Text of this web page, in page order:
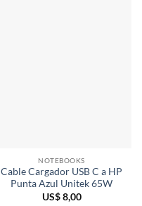
NOTEBOOKS
Cable Cargador USB C a HP
Punta Azul Unitek 65W
US$8,00